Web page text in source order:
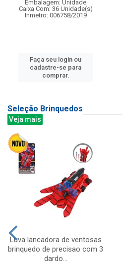
Embalagem: Unidade
Caixa Com: 36 Unidade(s)
Inmetro: 006758/2019
Faça seu login ou
cadastre-se para
comprar.
Seleção Brinquedos
Veja mais
Luva lancadora de ventosas
brinquedo de precisao com 3
dardo...